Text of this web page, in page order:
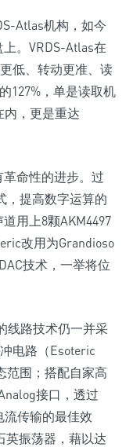
Atlas机构，如今
。VRDS-Atlas在
低、转动更准、读
127%，单是读取机
内，更是重达
命性的进步。过
，提高数字运算的
用上8颗AKM4497
改用为Grandioso
技术，一举将位
线路技术仍一并采
电路（Esoteric
范围；搭配自家高
接口，透过
流传输的最佳效
英振荡器，藉以达